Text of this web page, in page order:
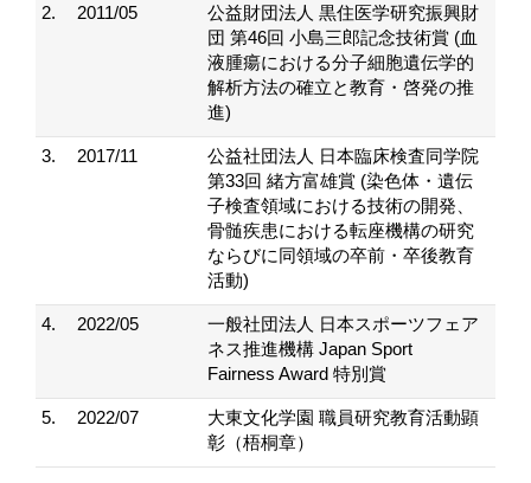
2. 2011/05
公益財団法人 黒住医学研究振興財
団 第46回 小島三郎記念技術賞 (血
液腫瘍における分子細胞遺伝学的
解析方法の確立と教育・啓発の推
進)
3. 2017/11
公益社団法人 日本臨床検査同学院
第33回 緒方富雄賞 (染色体・遺伝
子検査領域における技術の開発、
骨髄疾患における転座機構の研究
ならびに同領域の卒前・卒後教育
活動)
4. 2022/05
一般社団法人 日本スポーツフェア
ネス推進機構 Japan Sport
Fairness Award 特別賞
5. 2022/07
大東文化学園 職員研究教育活動顕
彰（梧桐章）